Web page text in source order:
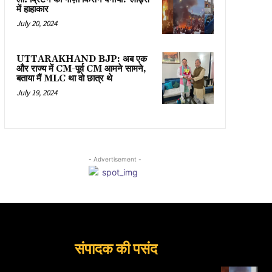
में हाहाकार
July 20, 2024
UTTARAKHAND BJP: अब एक
और राज्य में CM-पूर्व CM आमने सामने,
बताया मैं MLC था वो छात्र थे
July 19, 2024
- Advertisement -
संपादक की पसंद